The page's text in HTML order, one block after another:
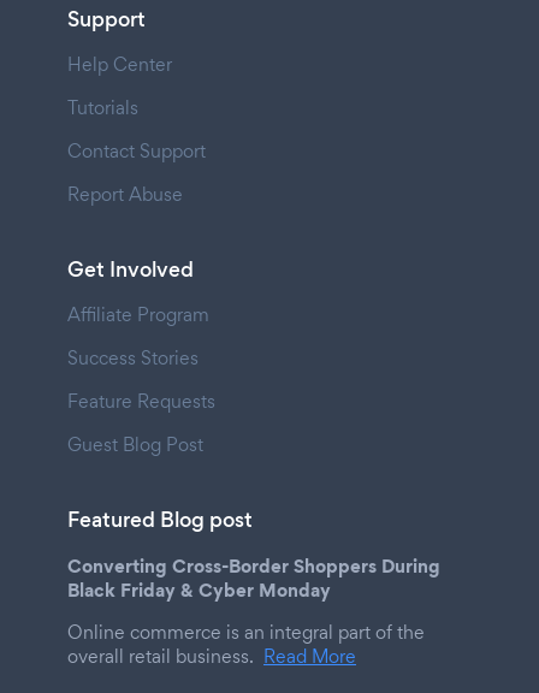
Support
Help Center
Tutorials
Contact Support
Report Abuse
Get Involved
Affiliate Program
Success Stories
Feature Requests
Guest Blog Post
Featured Blog post
Converting Cross-Border Shoppers During
Black Friday & Cyber Monday
Online commerce is an integral part of the
overall retail business. Read More